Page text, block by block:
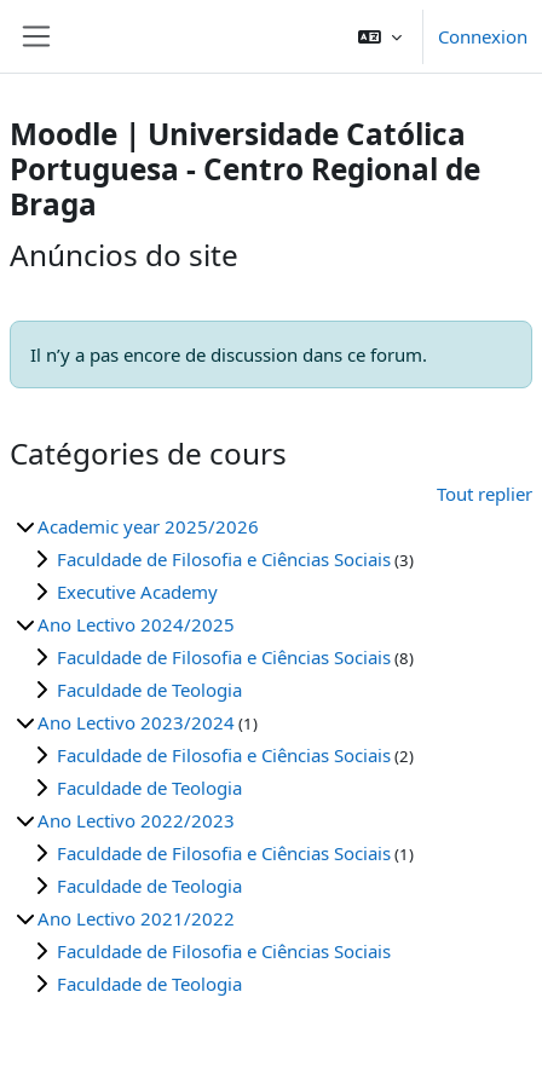
Connexion
Moodle | Universidade Católica
Portuguesa - Centro Regional de
Braga
Anúncios do site
Il n’y a pas encore de discussion dans ce forum.
Catégories de cours
Tout replier
Academic year 2025/2026
Faculdade de Filosofia e Ciências Sociais(3)
Executive Academy
Ano Lectivo 2024/2025
Faculdade de Filosofia e Ciências Sociais(8)
Faculdade de Teologia
Ano Lectivo 2023/2024(1)
Faculdade de Filosofia e Ciências Sociais(2)
Faculdade de Teologia
Ano Lectivo 2022/2023
Faculdade de Filosofia e Ciências Sociais(1)
Faculdade de Teologia
Ano Lectivo 2021/2022
Faculdade de Filosofia e Ciências Sociais
Faculdade de Teologia